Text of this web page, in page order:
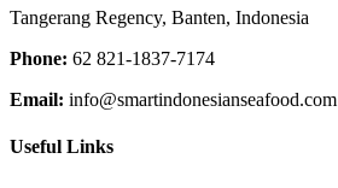
Tangerang Regency, Banten, Indonesia
Phone: 62 821-1837-7174
Email: info@smartindonesianseafood.com
Useful Links